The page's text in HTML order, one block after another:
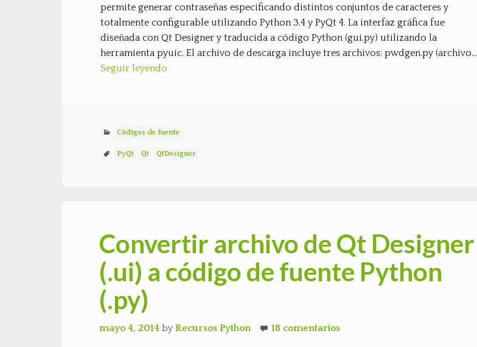
permite generar contraseñas especificando distintos conjuntos de caracteres y
totalmente configurable utilizando Python 3.4 y PyQt 4. La interfaz gráfica fue
diseñada con Qt Designer y traducida a código Python (gui.py) utilizando la
herramienta pyuic. El archivo de descarga incluye tres archivos: pwdgen.py (archivo…
Seguir leyendo
Códigos de fuente
PyQt Qt QtDesigner
Convertir archivo de Qt Designer
(.ui) a código de fuente Python
(.py)
mayo 4, 2014 by Recursos Python 18 comentarios